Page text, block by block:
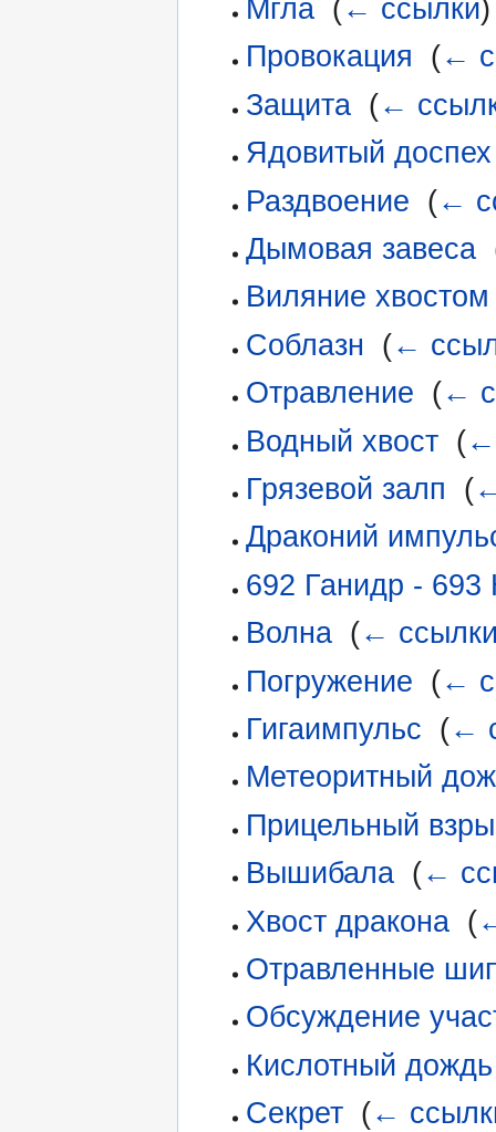
Мгла‎ (← ссылки)
Провокация
(←
Защита‎ (←
Ядовитый доспех
Раздвоение (←
Дымовая завеса‎
Виляние хвостом
Соблазн
(←
Отравление (←
Водный хвост‎ (←
Грязевой залп
(
Драконий
692 Ганидр - 693
Волна‎ (←
Погружение (←
Гигаимпульс (←
Метеоритный
Прицельный
Вышибала‎ (←
Хвост дракона‎ (
Отравленные
Обсуждение
Кислотный дождь
Секрет‎ (←